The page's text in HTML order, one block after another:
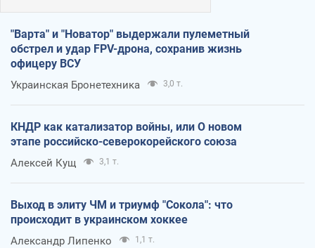
"Варта" и "Новатор" выдержали пулеметный
обстрел и удар FPV-дрона, сохранив жизнь
офицеру ВСУ
Украинская Бронетехника 3,0 т.
КНДР как катализатор войны, или О новом
этапе российско-северокорейского союза
Алексей Кущ 3,1 т.
Выход в элиту ЧМ и триумф "Сокола": что
происходит в украинском хоккее
Александр Липенко 1,1 т.